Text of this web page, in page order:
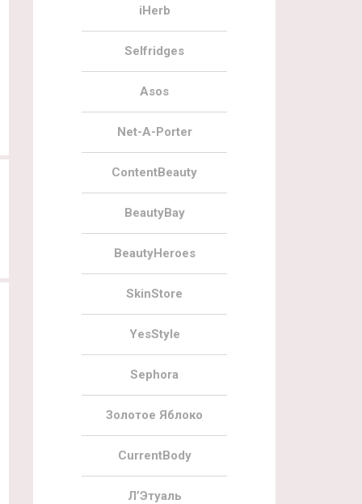
0
iHerb
Selfridges
Asos
Net-A-Porter
ContentBeauty
BeautyBay
BeautyHeroes
SkinStore
YesStyle
Sephora
Золотое Яблоко
CurrentBody
Л’Этуаль